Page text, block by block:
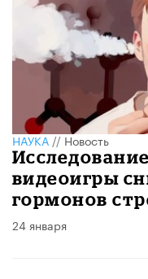
НАУКА//Новость
видеоигры
гормонов
24 января